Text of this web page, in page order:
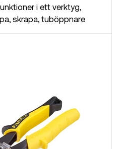
i ett verktyg,
skrapa, tuböppnare